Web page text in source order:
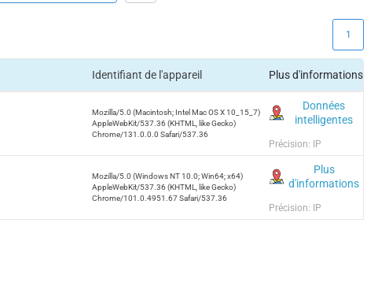
1
Identifiant de l'appareil Plus d'informations
Mozilla/5.0 (Macintosh; Intel Mac OS X 10_15_7)
AppleWebKit/537.36 (KHTML, like Gecko)
Chrome/131.0.0.0 Safari/537.36
Données
intelligentes
Précision: IP
Mozilla/5.0 (Windows NT 10.0; Win64; x64)
AppleWebKit/537.36 (KHTML, like Gecko)
Chrome/101.0.4951.67 Safari/537.36
Plus
d'informations
Précision: IP